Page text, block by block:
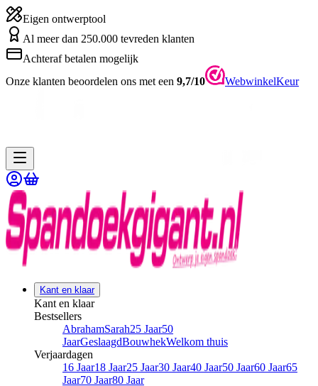
Eigen ontwerptool
Al meer dan 250.000 tevreden klanten
Achteraf betalen mogelijk
Onze klanten beoordelen ons met een 9,7/10 WebwinkelKeur
Kant en klaar
Kant en klaar
Bestsellers
AbrahamSarah25 Jaar50
JaarGeslaagdBouwhekWelkom thuis
Verjaardagen
16 Jaar18 Jaar25 Jaar30 Jaar40 Jaar50 Jaar60 Jaar65
Jaar70 Jaar80 Jaar